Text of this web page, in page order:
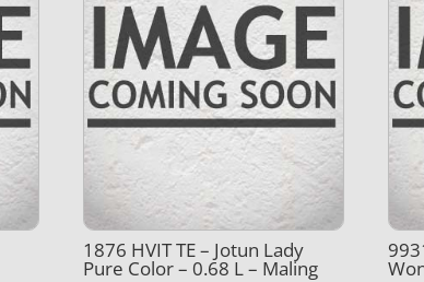
1876 HVIT TE – Jotun Lady
Pure Color – 0.68 L – Maling